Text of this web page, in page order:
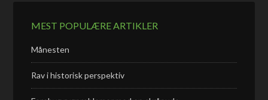
MEST POPULÆRE ARTIKLER
Månesten
Rav i historisk perspektiv